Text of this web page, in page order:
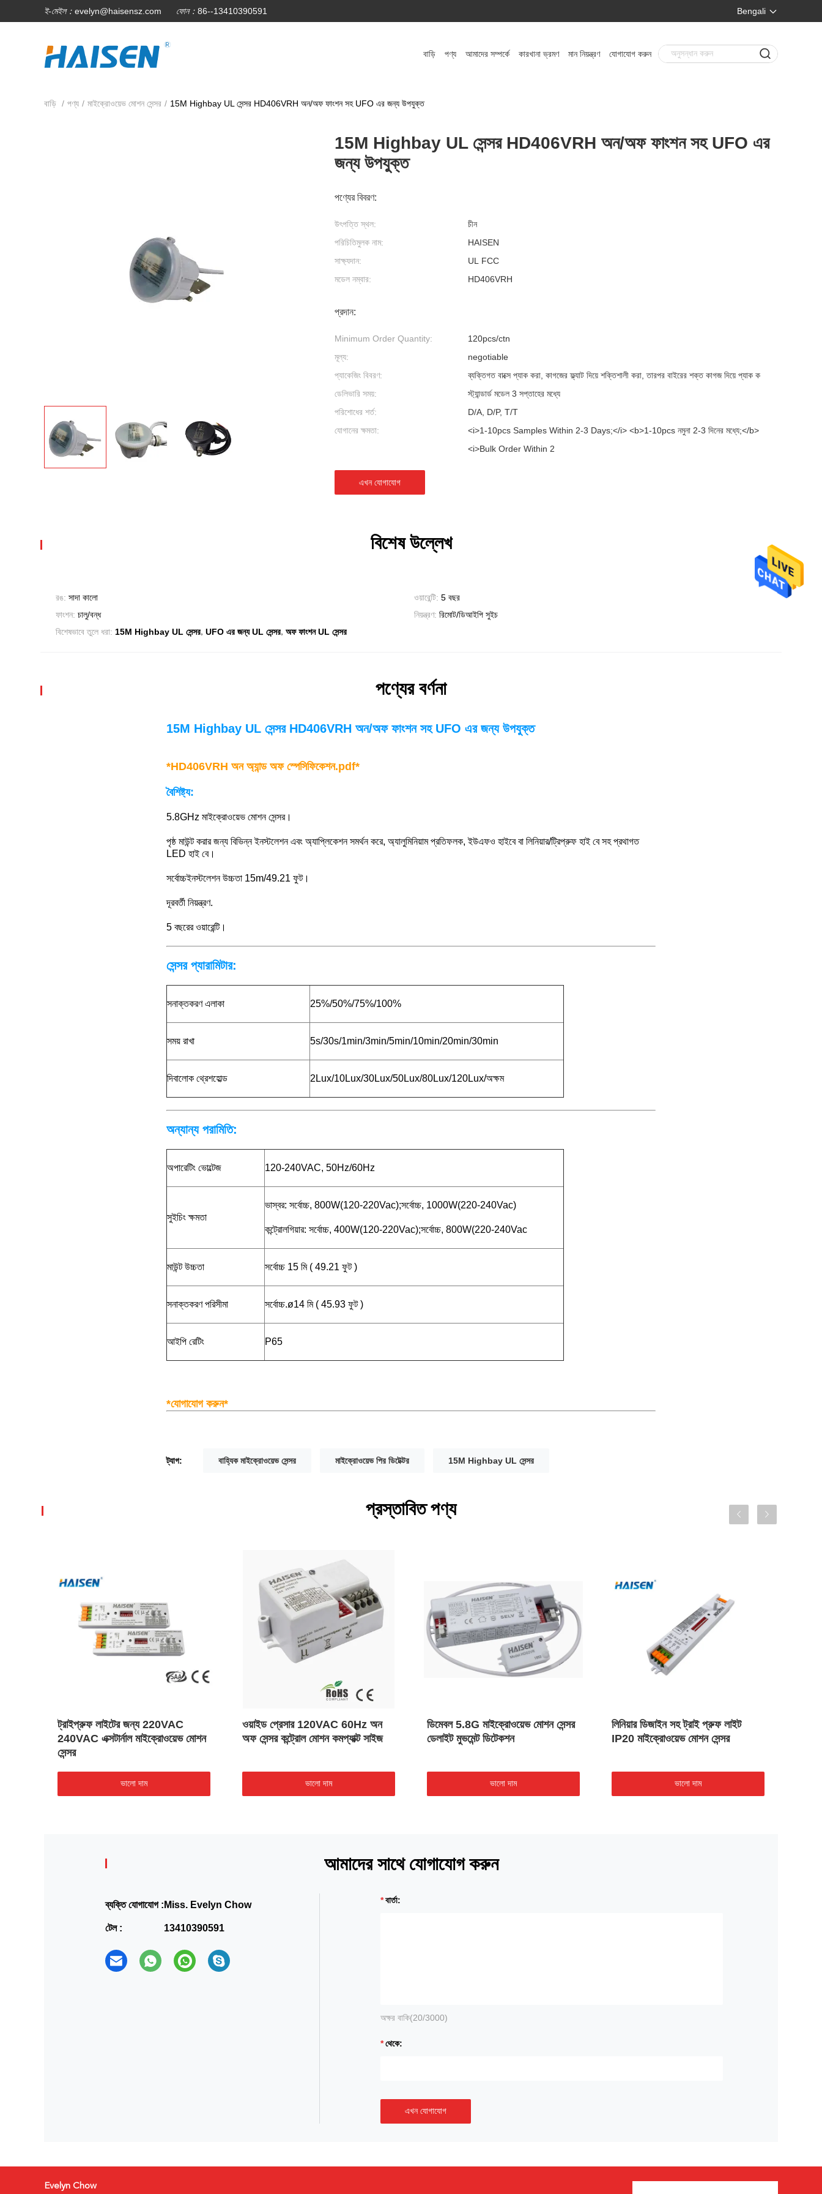
ই-মেইল： evelyn@haisensz.com ফোন： 86--13410390591 Bengali
বাড়ি পণ্য আমাদের সম্পর্কে কারখানা ভ্রমণ মান নিয়ন্ত্রণ যোগাযোগ করুন
বাড়ি / পণ্য / মাইক্রোওয়েভ মোশন সেন্সর / 15M Highbay UL সেন্সর HD406VRH অন/অফ ফাংশন সহ UFO এর জন্য উপযুক্ত
15M Highbay UL সেন্সর HD406VRH অন/অফ ফাংশন সহ UFO এর
জন্য উপযুক্ত
পণ্যের বিবরণ:
উৎপত্তি স্থল:
চীন
পরিচিতিমুলক নাম:
HAISEN
সাক্ষ্যদান:
UL FCC
মডেল নম্বার:
HD406VRH
প্রদান:
Minimum Order Quantity:
120pcs/ctn
মূল্য:
negotiable
প্যাকেজিং বিবরণ:
ব্যক্তিগত বাক্সে প্যাক করা, কাগজের ফ্ল্যাট দিয়ে শক্তিশালী করা, তারপর বাইরের শক্ত কাগজ দিয়ে প্যাক ক
ডেলিভারি সময়:
স্ট্যান্ডার্ড মডেল 3 সপ্তাহের মধ্যে
পরিশোধের শর্ত:
D/A, D/P, T/T
যোগানের ক্ষমতা:
<i>1-10pcs Samples Within 2-3 Days;</i> <b>1-10pcs নমুনা 2-3 দিনের মধ্যে;</b>
<i>Bulk Order Within 2
এখন যোগাযোগ
বিশেষ উল্লেখ
রঙ: সাদা কালো ওয়ারেন্টি: 5 বছর
ফাংশন: চালু/বন্ধ নিয়ন্ত্রণ: রিমোট/ডিআইপি সুইচ
বিশেষভাবে তুলে ধরা: 15M Highbay UL সেন্সর, UFO এর জন্য UL সেন্সর, অফ ফাংশন UL সেন্সর
পণ্যের বর্ণনা
15M Highbay UL সেন্সর HD406VRH অন/অফ ফাংশন সহ UFO এর জন্য উপযুক্ত
*HD406VRH অন অ্যান্ড অফ স্পেসিফিকেশন.pdf*
বৈশিষ্ট্য:
5.8GHz মাইক্রোওয়েভ মোশন সেন্সর।
পৃষ্ঠ মাউন্ট করার জন্য বিভিন্ন ইনস্টলেশন এবং অ্যাপ্লিকেশন সমর্থন করে, অ্যালুমিনিয়াম প্রতিফলক, ইউএফও হাইবে বা লিনিয়ার/ট্রিপ্রুফ হাই বে সহ প্রথাগত
LED হাই বে।
সর্বোচ্চইনস্টলেশন উচ্চতা 15m/49.21 ফুট।
দূরবর্তী নিয়ন্ত্রণ.
5 বছরের ওয়ারেন্টি।
সেন্সর প্যারামিটার:
সনাক্তকরণ এলাকা 25%/50%/75%/100%
সময় রাখা 5s/30s/1min/3min/5min/10min/20min/30min
দিবালোক থ্রেশহোল্ড 2Lux/10Lux/30Lux/50Lux/80Lux/120Lux/অক্ষম
অন্যান্য পরামিতি:
অপারেটিং ভোল্টেজ 120-240VAC, 50Hz/60Hz
সুইচিং ক্ষমতা
ভাস্বর: সর্বোচ্চ, 800W(120-220Vac);সর্বোচ্চ, 1000W(220-240Vac)
কন্ট্রোলগিয়ার: সর্বোচ্চ, 400W(120-220Vac);সর্বোচ্চ, 800W(220-240Vac
মাউন্ট উচ্চতা সর্বোচ্চ 15 মি ( 49.21 ফুট )
সনাক্তকরণ পরিসীমা সর্বোচ্চ.ø14 মি ( 45.93 ফুট )
আইপি রেটিং P65
*যোগাযোগ করুন*
ট্যাগ: বাহ্যিক মাইক্রোওয়েভ সেন্সর মাইক্রোওয়েভ পির ডিটেক্টর 15M Highbay UL সেন্সর
প্রস্তাবিত পণ্য
ট্রাইপ্রুফ লাইটের জন্য 220VAC
240VAC এক্সটার্নাল মাইক্রোওয়েভ মোশন
সেন্সর
ভালো দাম
ওয়াইড প্রেসার 120VAC 60Hz অন
অফ সেন্সর কন্ট্রোল মোশন কমপ্যাক্ট সাইজ
ভালো দাম
ডিমেবল 5.8G মাইক্রোওয়েভ মোশন সেন্সর
ডেলাইট মুভমেন্ট ডিটেকশন
ভালো দাম
লিনিয়ার ডিজাইন সহ ট্রাই প্রুফ লাইট
IP20 মাইক্রোওয়েভ মোশন সেন্সর
ভালো দাম
আমাদের সাথে যোগাযোগ করুন
ব্যক্তি যোগাযোগ : Miss. Evelyn Chow
টেল : 13410390591
বার্তা:
অক্ষর বাকি(20/3000)
থেকে:
এখন যোগাযোগ
Evelyn Chow